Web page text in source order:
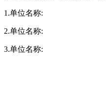
1.单位名称:
2.单位名称:
3.单位名称: